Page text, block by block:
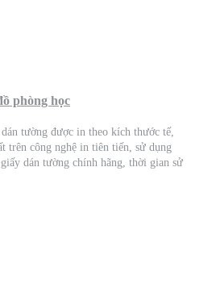
phòng học
tường được in theo kích thước tế,
trên công nghệ in tiên tiến, sử dụng
dán tường chính hãng, thời gian sử